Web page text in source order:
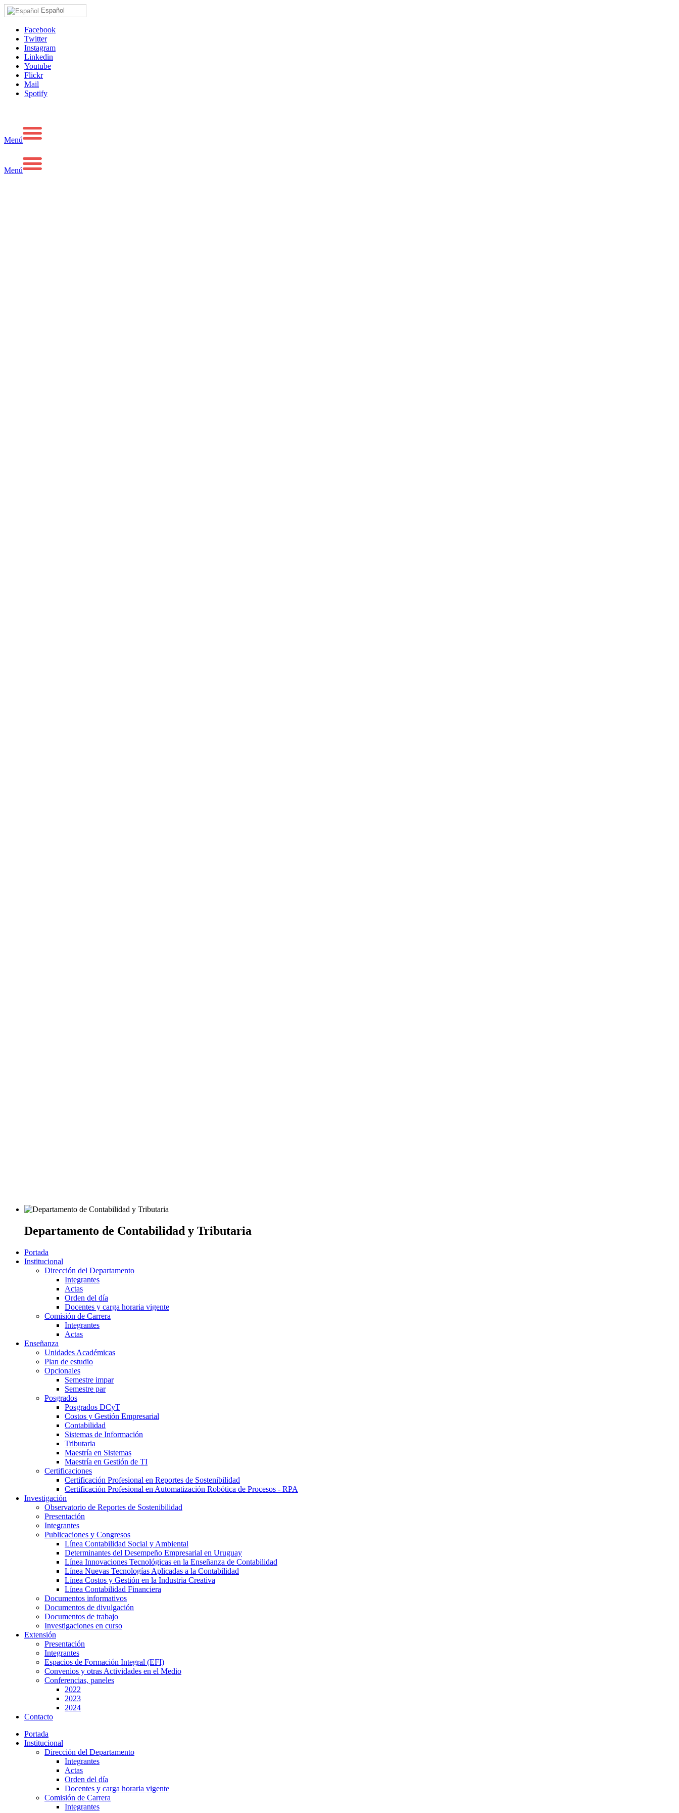
Español
Facebook
Twitter
Instagram
Linkedin
Youtube
Flickr
Mail
Spotify
Menú
Menú
Departamento de Contabilidad y Tributaria
Portada
Institucional
Dirección del Departamento
Integrantes
Actas
Orden del día
Docentes y carga horaria vigente
Comisión de Carrera
Integrantes
Actas
Enseñanza
Unidades Académicas
Plan de estudio
Opcionales
Semestre impar
Semestre par
Posgrados
Posgrados DCyT
Costos y Gestión Empresarial
Contabilidad
Sistemas de Información
Tributaria
Maestría en Sistemas
Maestría en Gestión de TI
Certificaciones
Certificación Profesional en Reportes de Sostenibilidad
Certificación Profesional en Automatización Robótica de Procesos - RPA
Investigación
Observatorio de Reportes de Sostenibilidad
Presentación
Integrantes
Publicaciones y Congresos
Línea Contabilidad Social y Ambiental
Determinantes del Desempeño Empresarial en Uruguay
Línea Innovaciones Tecnológicas en la Enseñanza de Contabilidad
Línea Nuevas Tecnologías Aplicadas a la Contabilidad
Línea Costos y Gestión en la Industria Creativa
Línea Contabilidad Financiera
Documentos informativos
Documentos de divulgación
Documentos de trabajo
Investigaciones en curso
Extensión
Presentación
Integrantes
Espacios de Formación Integral (EFI)
Convenios y otras Actividades en el Medio
Conferencias, paneles
2022
2023
2024
Contacto
Portada
Institucional
Dirección del Departamento
Integrantes
Actas
Orden del día
Docentes y carga horaria vigente
Comisión de Carrera
Integrantes